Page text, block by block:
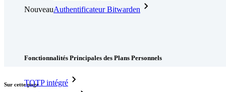
NouveauAuthentificateur Bitwarden
Fonctionnalités Principales des Plans Personnels
TOTP intégré
Sur cette page